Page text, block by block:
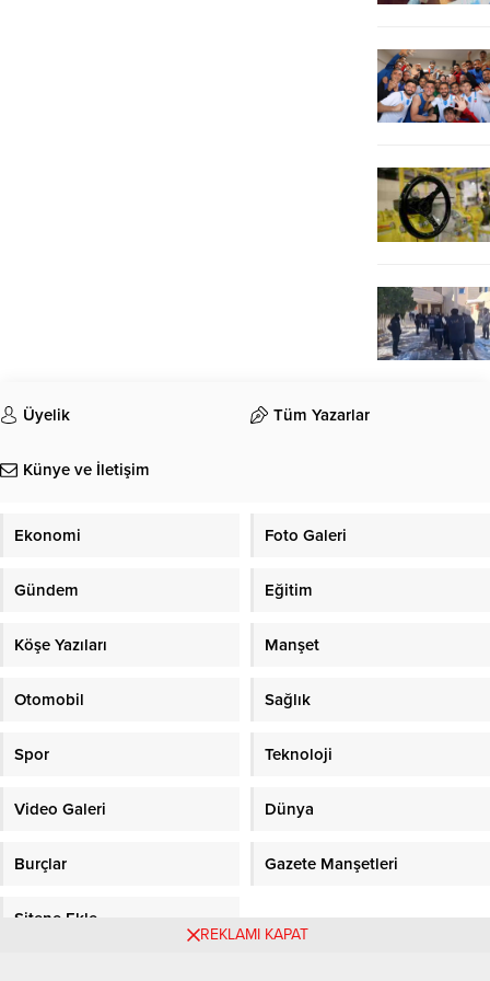
Üyelik Tüm Yazarlar
Künye ve İletişim
Ekonomi Foto Galeri
Gündem Eğitim
Köşe Yazıları Manşet
Otomobil Sağlık
Spor Teknoloji
Video Galeri Dünya
Burçlar Gazete Manşetleri
Sitene Ekle
REKLAMI KAPAT